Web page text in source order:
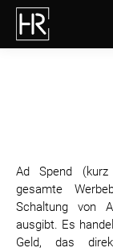
Ad Spend
gesamte
Schaltung von
ausgibt. Es
Geld, das